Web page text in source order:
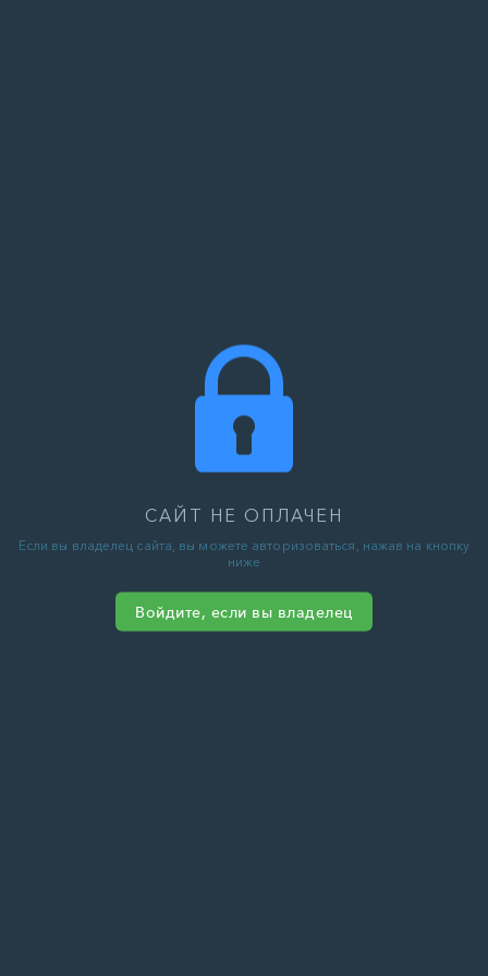
САЙТ НЕ ОПЛАЧЕН
Если вы владелец сайта, вы можете авторизоваться, нажав на кнопку
ниже
Войдите, если вы владелец